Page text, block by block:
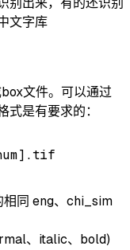
文字库
文件。可以通过
是有要求的：
相同 eng、chi_sim
、italic、bold)